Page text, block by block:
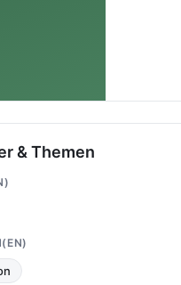
& Themen